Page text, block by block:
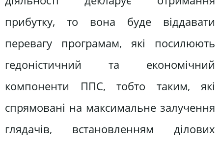
прибутку, то вона буде віддавати
перевагу програмам, які посилюють
гедоністичний та економічний
компоненти ППС, тобто таким, які
спрямовані на максимальне залучення
глядачів, встановленням ділових